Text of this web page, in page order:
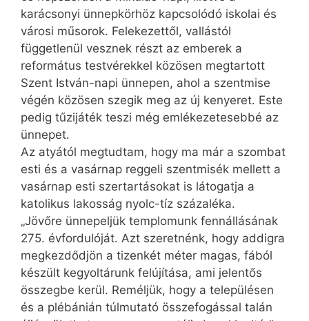
karácsonyi ünnepkörhöz kapcsolódó iskolai és
városi műsorok. Felekezettől, vallástól
függetlenül vesznek részt az emberek a
református testvérekkel közösen megtartott
Szent István-napi ünnepen, ahol a szentmise
végén közösen szegik meg az új kenyeret. Este
pedig tűzijáték teszi még emlékezetesebbé az
ünnepet.
Az atyától megtudtam, hogy ma már a szombat
esti és a vasárnap reggeli szentmisék mellett a
vasárnap esti szertartásokat is látogatja a
katolikus lakosság nyolc-tíz százaléka.
„Jövőre ünnepeljük templomunk fennállásának
275. évfordulóját. Azt szeretnénk, hogy addigra
megkezdődjön a tizenkét méter magas, fából
készült kegyoltárunk felújítása, ami jelentős
összegbe kerül. Reméljük, hogy a településen
és a plébánián túlmutató összefogással talán